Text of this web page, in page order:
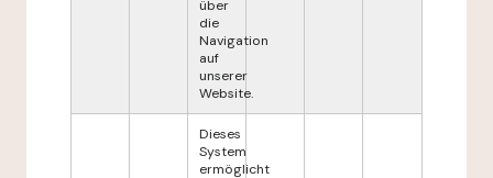
über
die
Navigation
auf
unserer
Website.
Dieses
System
ermöglicht